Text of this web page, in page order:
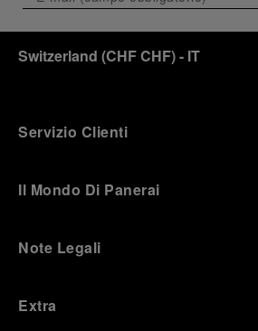
Switzerland (CHF CHF)- IT
Servizio Clienti
Il Mondo Di Panerai
Note Legali
Extra